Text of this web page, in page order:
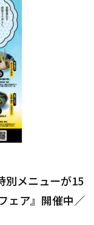
別メニューが15
ェア』開催中／